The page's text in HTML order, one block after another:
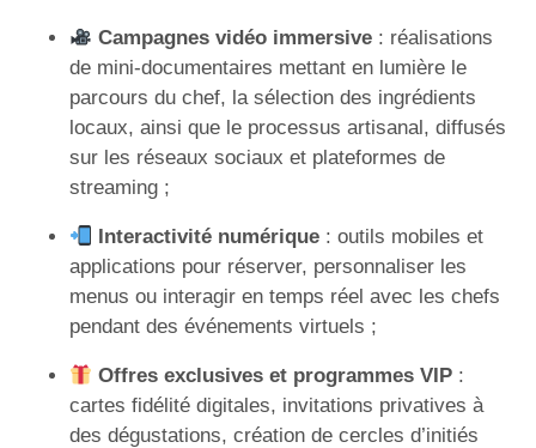
Campagnes vidéo immersive : réalisations
de mini-documentaires mettant en lumière le
parcours du chef, la sélection des ingrédients
locaux, ainsi que le processus artisanal, diffusés
sur les réseaux sociaux et plateformes de
streaming ;
Interactivité numérique : outils mobiles et
applications pour réserver, personnaliser les
menus ou interagir en temps réel avec les chefs
pendant des événements virtuels ;
Offres exclusives et programmes VIP :
cartes fidélité digitales, invitations privatives à
des dégustations, création de cercles d’initiés